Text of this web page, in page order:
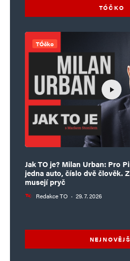
TÓČKO
TÓčko
Jak TO je? Milan Urban: Pro
jedna auto, číslo dvě člověk.
musejí pryč
Redakce TO · 29. 7. 2026